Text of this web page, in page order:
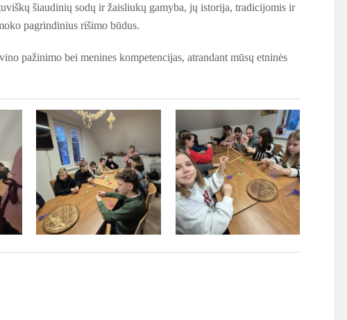
šiaudinių sodų ir žaisliukų gamyba, jų istorija, tradicijomis ir
pagrindinius rišimo būdus.
pažinimo bei menines kompetencijas, atrandant mūsų etninės